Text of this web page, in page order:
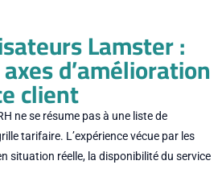
Lamster :
d’amélioration
client
ne se résume pas à une liste de
tarifaire. L’expérience vécue par les
situation réelle, la disponibilité du service